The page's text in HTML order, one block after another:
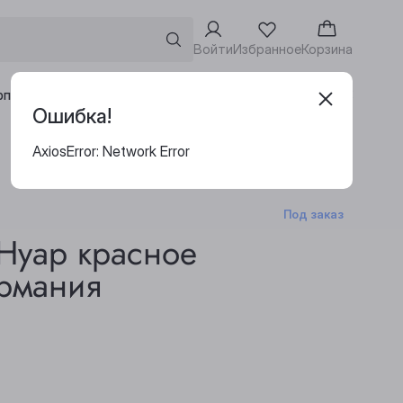
ВойтиИзбранноеКорзина
клиентам Адреса винотек
Под заказ
красное
Ошибка!
AxiosError: Network Error